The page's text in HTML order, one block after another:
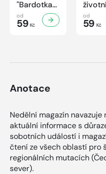
"Bardotka"
Jana
Brejchová
Mezi slávou
od
59 Kč
příběh
od
59 Kč
Anotace
Nedělní magazín navazuje
aktuální informace s
sobotních událostí i
čtení ze všech oblastí pro
regionálních mutacích
sever).